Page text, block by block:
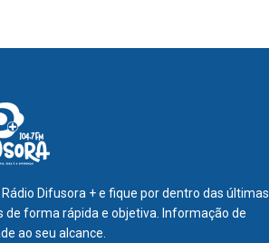
Rádio Difusora + e fique por dentro das últimas
de forma rápida e objetiva. Informação de
ao seu alcance.